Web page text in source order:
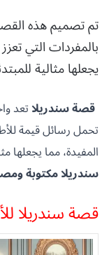
تم تصميم هذه
بالمفردات التي
يجعلها مثالية
قصة سندريلاتعد
تحمل رسائل قيمة
المفيدة، مما يجعلها
سندريلا مكتوبة
قصة سندريلا